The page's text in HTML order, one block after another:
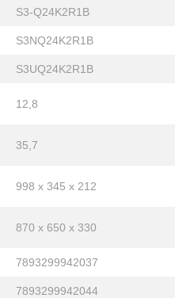
S3-Q24K2R1B
S3NQ24K2R1B
S3UQ24K2R1B
12,8
35,7
998 x 345 x 212
870 x 650 x 330
7893299942037
7893299942044